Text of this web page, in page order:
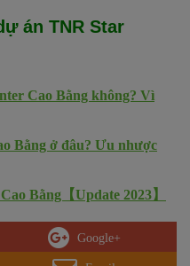
án TNR Star
Cao Bằng không? Vì
Bằng ở đâu? Ưu nhược
Bằng【Update 2023】
Google+